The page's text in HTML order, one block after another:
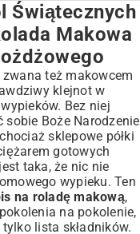
Stołów –
Ciasta Drożdżowego
domową roladę
na Najlepszą Roladę
mak do wypieków?
do puszystego ciasta
potrzebne? Lista
– Krok po Kroku do
udanego ciasta
Świątecznych
Makowa
też makowcem
klejnot w
Bez niej
Boże Narodzenie
sklepowe półki
gotowych
taka, że nic nie
wypieku. Ten
na roladę makową,
na pokolenie,
lista składników.